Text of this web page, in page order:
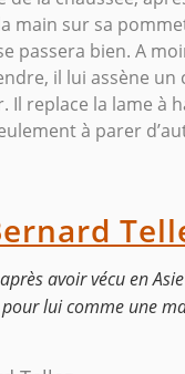
main sur sa
passera bien. A
il lui assène
Il replace la lame à
à parer
avoir vécu en
lui comme une